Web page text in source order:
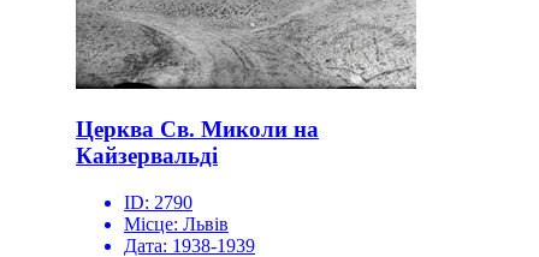
Церква Св. Миколи на
Кайзервальді
ID: 2790
Місце: Львів
Дата: 1938-1939